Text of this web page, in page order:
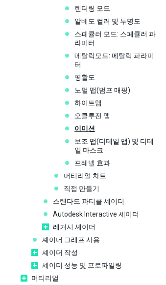
렌더링 모드
알베도 컬러 및 투명도
스페큘러 모드: 스페큘러 파
라미터
메탈릭모드: 메탈릭 파라미
터
평활도
노멀 맵(범프 매핑)
하이트맵
오클루전 맵
이미션
보조 맵(디테일 맵) 및 디테
일 마스크
프레넬 효과
머티리얼 차트
직접 만들기
스탠다드 파티클 셰이더
Autodesk Interactive 셰이더
레거시 셰이더
셰이더 그래프 사용
셰이더 작성
셰이더 성능 및 프로파일링
머티리얼